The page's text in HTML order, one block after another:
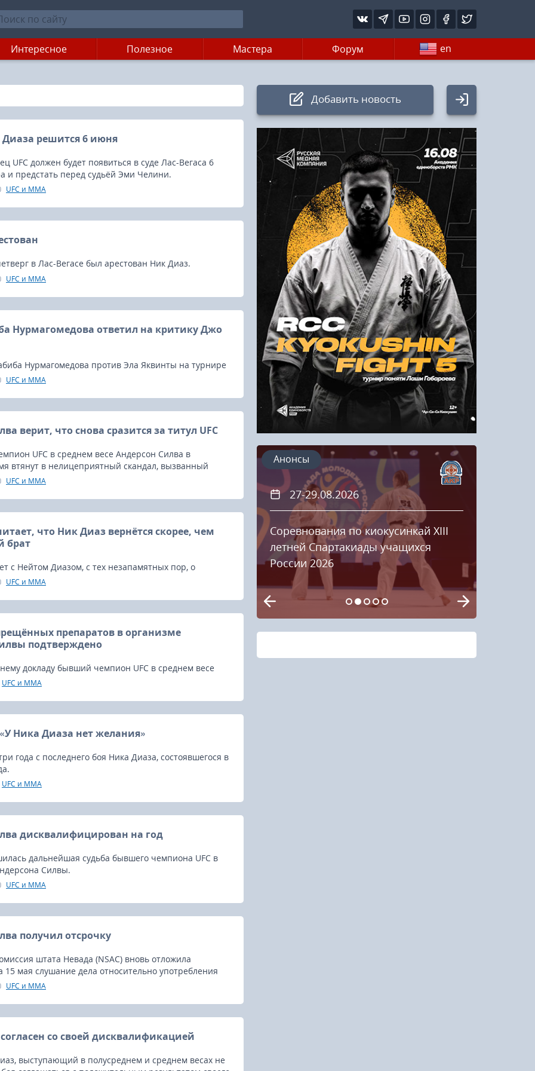
Интересное Полезное Мастера Форум en
Диаза решится 6 июня
UFC должен будет появиться в суде Лас-Вегаса 6
и предстать перед судьёй Эми Челини.
UFC и MMA
в Лас-Вегасе был арестован Ник Диаз.
UFC и MMA
Нурмагомедова ответил на критику Джо
Нурмагомедова против Эла Яквинты на турнире
комментатор UFC Джо Роган много говорил о том,
UFC и MMA
верит, что снова сразится за титул UFC
UFC в среднем весе Андерсон Силва в
втянут в нелицеприятный скандал, вызванный
на допинг, он не хочет полностью закрывать дверь
UFC и MMA
что Ник Диаз вернётся скорее, чем
брат
с Нейтом Диазом, с тех незапамятных пор, о
поклонники ветерана MMA.
UFC и MMA
препаратов в организме
подтверждено
докладу бывший чемпион UFC в среднем весе
дал положительный результат на метилтестостерон
UFC и MMA
Ника Диаза нет желания»
года с последнего боя Ника Диаза, состоявшегося в
UFC и MMA
дисквалифицирован на год
дальнейшая судьба бывшего чемпиона UFC в
Силвы.
UFC и MMA
получил отсрочку
штата Невада (NSAC) вновь отложила
15 мая слушание дела относительно употребления
Андерсоном Силвой.
UFC и MMA
со своей дисквалификацией
выступающий в полусреднем и среднем весах не
Добавить новость
Авторизация
Логин:
Пароль
Войти
Напомнить пароль
Регистрация
RCC Kyokushin Fight 5
27-29.08.2026
Соревнования по киокусинкай XIII
летней Спартакиады учащихся
России 2026
Анонсы